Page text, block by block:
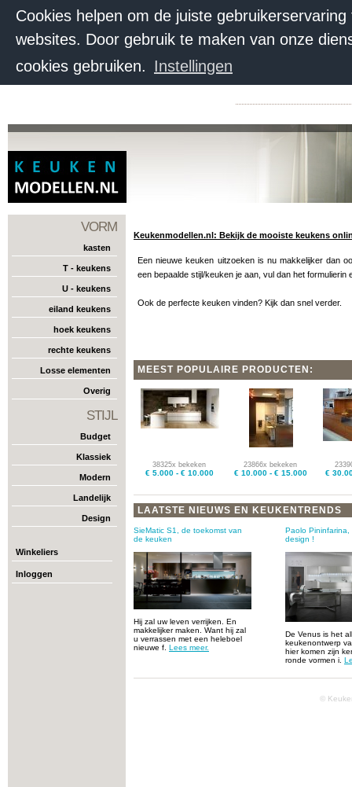
Cookies helpen om de juiste
websites. Door gebruik te maken van onze
cookies gebruiken. Instellingen
VORM
kasten
T - keukens
U - keukens
eiland keukens
hoek keukens
rechte keukens
Losse elementen
Overig
STIJL
Budget
Klassiek
Modern
Landelijk
Design
Winkeliers
Inloggen
Keukenmodellen.nl: Bekijk de mooiste keukens
Een nieuwe keuken uitzoeken is nu makkelijker dan
een bepaalde stijl/keuken je aan, vul dan het formulierin
Ook de perfecte keuken vinden? Kijk dan snel verder.
MEEST POPULAIRE PRODUCTEN:
38325x bekeken
€ 5.000 - € 10.000
23866x bekeken
€ 10.000 - € 15.000 €
LAATSTE NIEUWS EN
SieMatic S1, de toekomst van
de keuken
Hij zal uw leven verrijken. En
makkelijker maken. Want hij zal
u verrassen met een heleboel
nieuwe f. Lees meer.
Paolo Pininfarina,
design !
De Venus is het
keukenontwerp
hier komen zijn
ronde vormen i.
©